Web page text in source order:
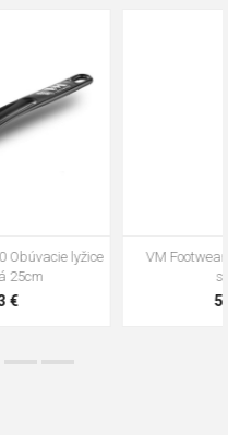
VM Footwear 3102 Šnúrky ploché